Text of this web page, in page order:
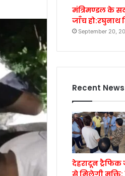
मंत्रिमण्डल के
जाँच हो:रघुनाथ
September 20,
Recent News
देहरादून ट्रैफिक
से मिलेगी मुक्ति: